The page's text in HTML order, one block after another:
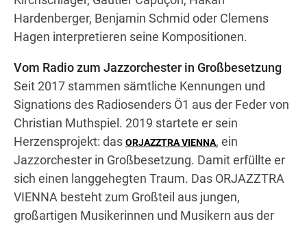
Hardenberger, Benjamin Schmid oder Clemens
Hagen interpretieren seine Kompositionen.
Vom Radio zum Jazzorchester in Großbesetzung
Seit 2017 stammen sämtliche Kennungen und
Signations des Radiosenders Ö1 aus der Feder von
Christian Muthspiel. 2019 startete er sein
Herzensprojekt: das ORJAZZTRA VIENNA, ein
Jazzorchester in Großbesetzung. Damit erfüllte er
sich einen langgehegten Traum. Das ORJAZZTRA
VIENNA besteht zum Großteil aus jungen,
großartigen Musikerinnen und Musikern aus der